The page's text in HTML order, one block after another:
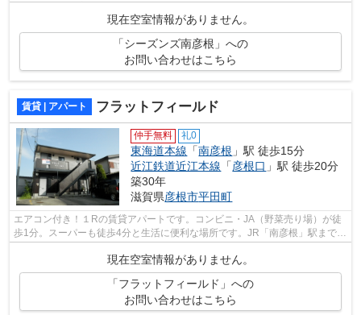
現在空室情報がありません。
「シーズンズ南彦根」への
お問い合わせはこちら
賃貸 | アパート フラットフィールド
仲手無料 礼0
東海道本線 「南彦根 」駅 徒歩15分
近江鉄道近江本線 「彦根口 」駅 徒歩20分
築30年
滋賀県彦根市平田町
エアコン付き！１Rの賃貸アパートです。コンビニ・JA（野菜売り場）が徒
歩1分。スーパーも徒歩4分と生活に便利な場所です。JR「南彦根」駅まで徒
歩15分で行くことが出来ます。
現在空室情報がありません。
「フラットフィールド」への
お問い合わせはこちら